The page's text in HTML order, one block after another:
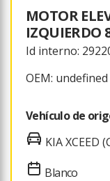
MOTOR
IZQUIERDO
Id interno:
OEM: undefined
Vehículo de
KIA XCEED
Blanco